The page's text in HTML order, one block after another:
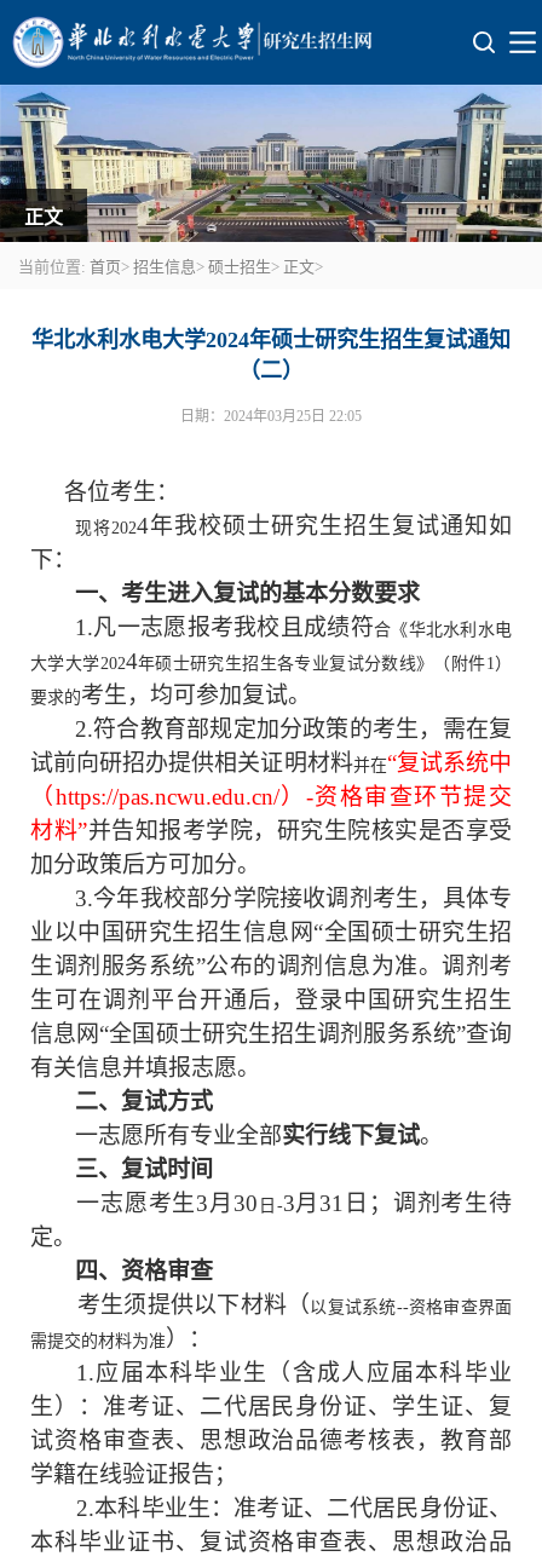
博士目录
硕士招生
信息公开
历年数据
资料下载
正文
当前位置: 首页> 招生信息> 硕士招生> 正文>
华北水利水电大学2024年硕士研究生招生复试通知
（二）
日期：2024年03月25日 22:05
各位考生：
现将2024年我校硕士研究生招生复试通知如
下：
一、考生进入复试的基本分数要求
1 .凡一志愿报考我校且成绩符合《华北水利水电
大学大学2024年硕士研究生招生各专业复试分数线》（附件1）
要求的考生，均可参加复试。
2.符合教育部规定加分政策的考生，需在复
试前向研招办提供相关证明材料并在“复试系统中
（https://pas.ncwu.edu.cn/） -资格审查环节提交
材料”并告知报考学院，研究生院核实是否享受
加分政策后方可加分。
3.今年我校部分学院接收调剂考生，具体专
业以中国研究生招生信息网“全国硕士研究生招
生调剂服务系统”公布的调剂信息为准。调剂考
生可在调剂平台开通后，登录中国研究生招生
信息网“全国硕士研究生招生调剂服务系统”查询
有关信息并填报志愿。
二、复试方式
一志愿所有专业全部实行线下复试。
三、复试时间
一志愿考生3月 30 日 -3月 31 日；调剂考生待
定。
四、资格审查
考生须提供以下材料 （ 以复试系统--资格审查界面
需提交的材料为准 ）
：
1.应届本科毕业生（含成人应届本科毕业
生）：准考证、二代居民身份证、学生证、复
试资格审查表、思想政治品德考核表，教育部
学籍在线验证报告；
2.本科毕业生：准考证、二代居民身份证、
本科毕业证书、复试资格审查表、思想政治品